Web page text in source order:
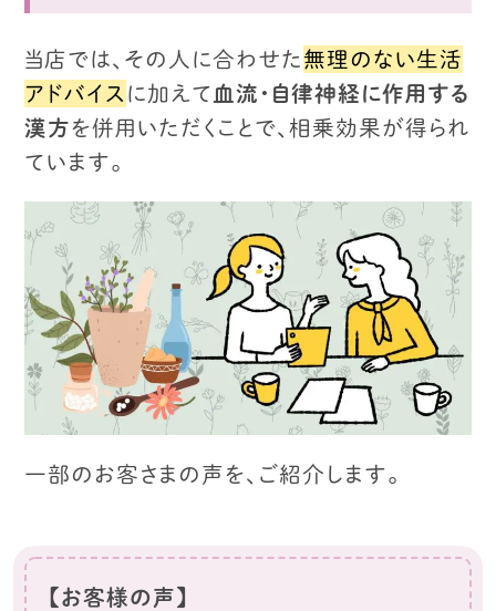
当店では、その人に合わせた無理のない生活
アドバイス に加えて 血流・自律神経に作用する
漢方を併用いただくことで、相乗効果が得られ
ています。
一部のお客さまの声を、ご紹介します。
【お客様の声】